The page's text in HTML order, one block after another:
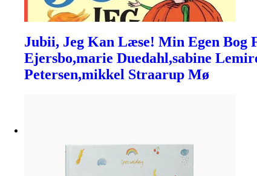
Jubii, Jeg Kan Læse! Min Egen Bog
Ejersbo,marie Duedahl,sabine
Petersen,mikkel Straarup Mø